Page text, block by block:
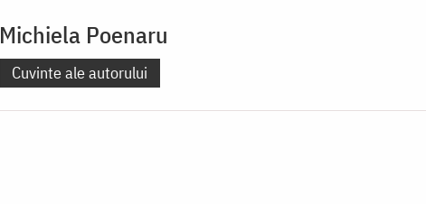
Michiela Poenaru
Cuvinte ale autorului